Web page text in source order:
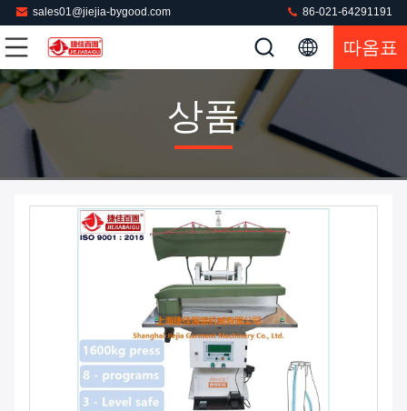
sales01@jiejia-bygood.com 86-021-64291191
따옴표
상품